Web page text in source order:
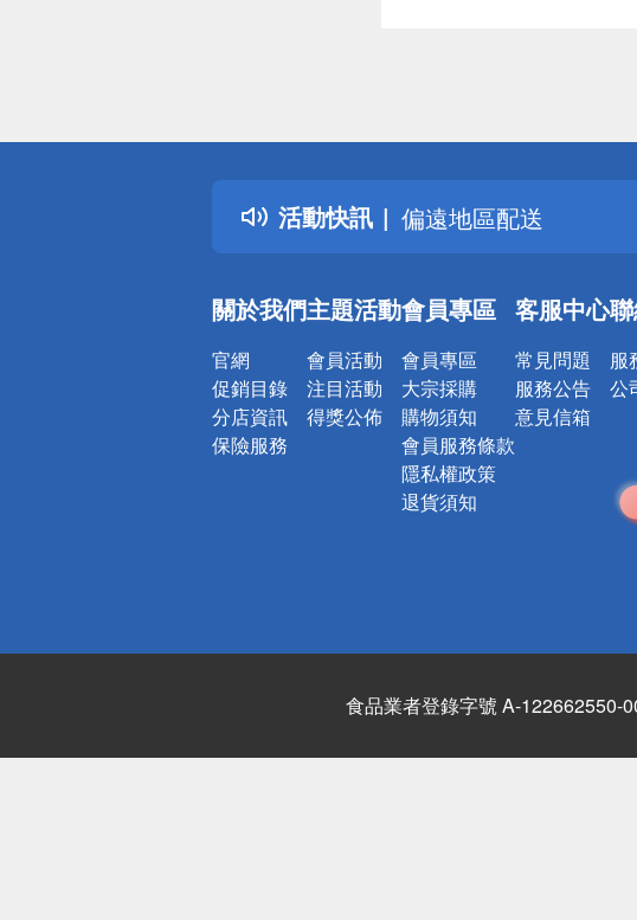
活動快訊
熱門話題
銀行優惠
偏遠地區配送
詐騙網頁！請小心！
關於我們
官網
促銷目錄
分店資訊
保險服務
主題活動
會員活動
注目活動
得獎公佈
會員專區
會員專區
大宗採購
購物須知
會員服務條款
隱私權政策
退貨須知
客服中心
常見問題
服務公告
意見信箱
服
公
食品業者登錄字號 A-122662550-